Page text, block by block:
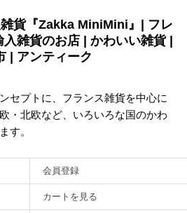
貨『Zakka MiniMini』| フレ
雑貨のお店 | かわいい雑貨 |
| アンティーク
セプトに、フランス雑貨を中心に
・北欧など、いろいろな国のかわ
す。
会員登録
カートを見る